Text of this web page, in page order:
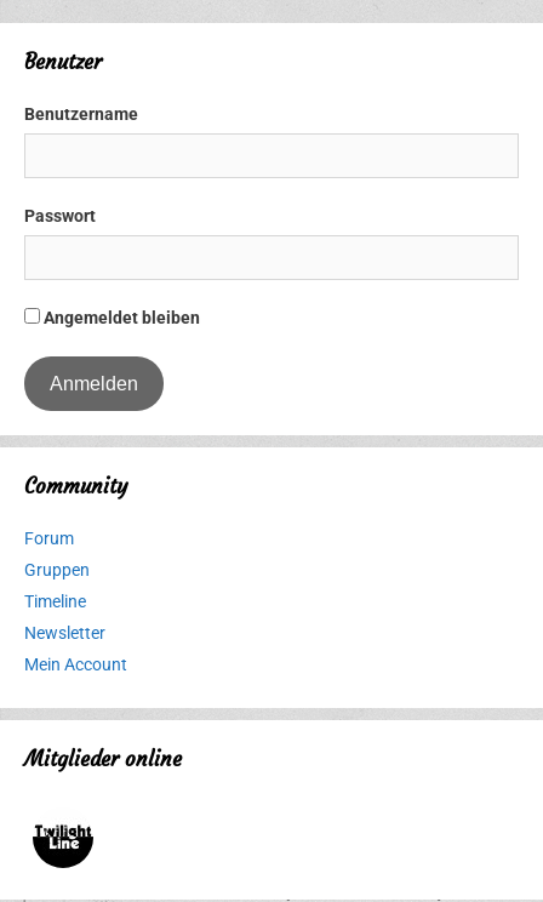
Benutzer
Benutzername
Passwort
Angemeldet bleiben
Community
Forum
Gruppen
Timeline
Newsletter
Mein Account
Mitglieder online